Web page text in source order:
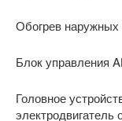
Обогрев наружных
Блок управления
Головное
электродвигатель